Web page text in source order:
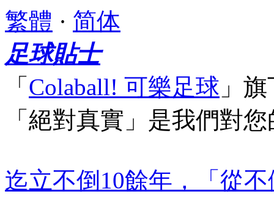
繁體 · 简体
足球貼士
「 Colaball! 可樂足球 」 旗
「絕對真實」 是我們對
迄立不倒10餘年，「從